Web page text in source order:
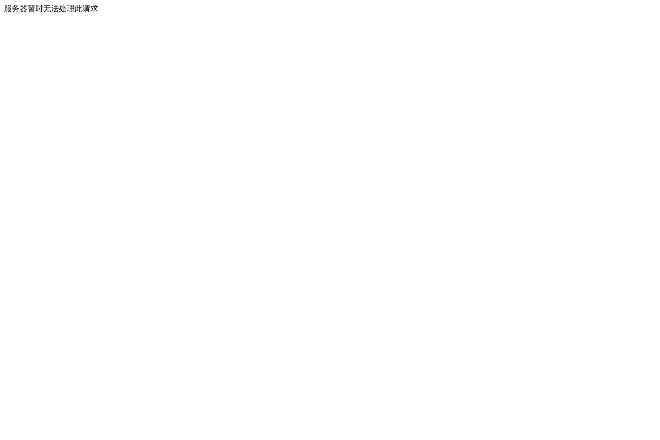
服务器暂时无法处理此请求